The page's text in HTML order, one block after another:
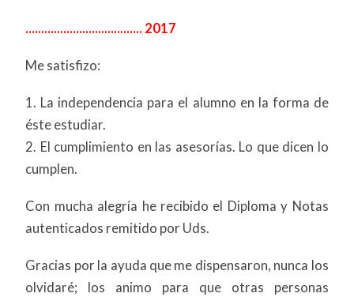
..................................... 2017
Me satisfizo:
1. La independencia para el alumno en la forma de
éste estudiar.
2. El cumplimiento en las asesorías. Lo que dicen lo
cumplen.
Con mucha alegría he recibido el Diploma y Notas
autenticados remitido por Uds.
Gracias por la ayuda que me dispensaron, nunca los
olvidaré; los animo para que otras personas